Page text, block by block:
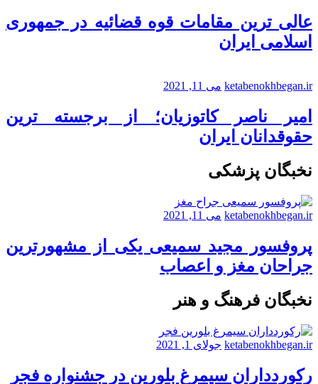
عالی ترین مقامات قوه قضائیه در جمهوری
اسلامی ایران
ketabenokhbegan.ir می 11, 2021
امیر ناصر کاتوزیان؛ از برجسته ترین
حقوقدانان ایران
نخبگان پزشکی
ketabenokhbegan.ir می 11, 2021
پروفسور مجید سمیعی یکی از مشهورترین
جراحان مغز و اعصاب
نخبگان فرهنگ و هنر
ketabenokhbegan.ir جولای 1, 2021
رکوردداران سیمرغ بلورین در جشنواره فجر